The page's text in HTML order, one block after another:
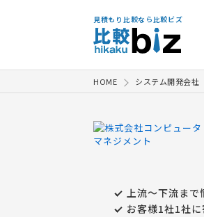
見積もり比較なら比較ビズ
HOME システム開発会社
上流～下流まで
お客様1社1社